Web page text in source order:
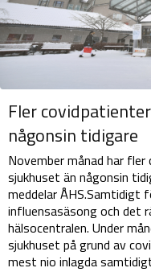
Fler
någonsin tidigare
November månad har
sjukhuset än någonsin
meddelar
influensasäsong och det
hälsocentralen. Under
sjukhuset på grund av
mest nio inlagda